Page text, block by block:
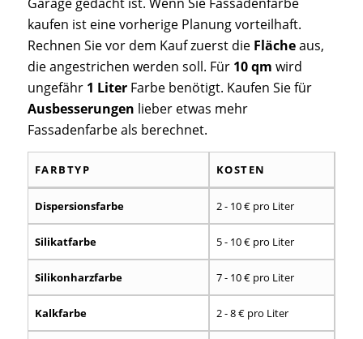
kaufen ist eine vorherige Planung vorteilhaft.
Rechnen Sie vor dem Kauf zuerst die Flächeaus,
die angestrichen werden soll. Für 10 qm wird
ungefähr 1 LiterFarbe benötigt. Kaufen Sie für
Ausbesserungen lieber etwas mehr
Fassadenfarbe als berechnet.
FARBTYP
KOSTEN
FARBTYP
Dispersionsfarbe 2 - 10 € pro Liter
Silikatfarbe 5 - 10 € pro Liter
Silikonharzfarbe 7 - 10 € pro Liter
Kalkfarbe 2 - 8 € pro Liter